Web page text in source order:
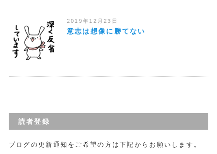
オンラインサロン
2019年12月23日
意志は想像に勝てない
読者登録
ブログの更新通知をご希望の方は下記からお願いします。